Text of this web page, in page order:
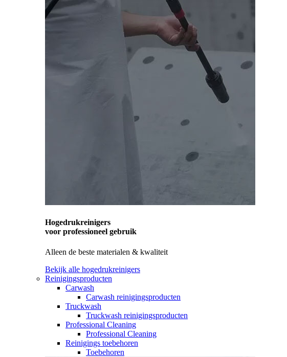
Hogedrukreinigers
voor professioneel gebruik
Alleen de beste materialen & kwaliteit
Bekijk alle hogedrukreinigers
Reinigingsproducten
Carwash
Carwash reinigingsproducten
Truckwash
Truckwash reinigingsproducten
Professional Cleaning
Professional Cleaning
Reinigings toebehoren
Toebehoren